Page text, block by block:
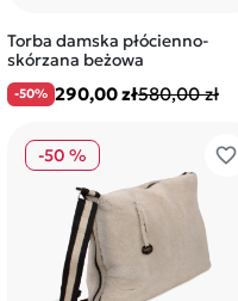
Torba damska płócienno-
skórzana beżowa
-50% 290,00 zł580,00 zł
favorite_border
-50 %